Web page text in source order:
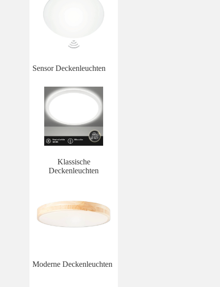
Sensor Deckenleuchten
Klassische
Deckenleuchten
Moderne Deckenleuchten